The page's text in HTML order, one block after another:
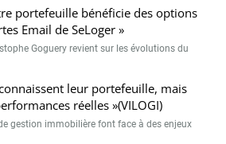
portefeuille bénéficie des options
Email de SeLoger »
Goguery revient sur les évolutions du
leur portefeuille, mais
réelles »(VILOGI)
gestion immobilière font face à des enjeux